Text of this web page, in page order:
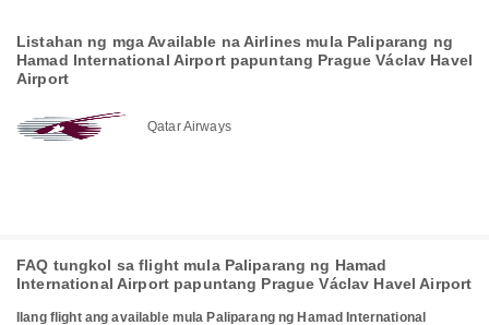
Listahan ng mga Available na Airlines mula Paliparang ng
Hamad International Airport papuntang Prague Václav Havel
Airport
Qatar Airways
FAQ tungkol sa flight mula Paliparang ng Hamad
International Airport papuntang Prague Václav Havel Airport
Ilang flight ang available mula Paliparang ng Hamad International